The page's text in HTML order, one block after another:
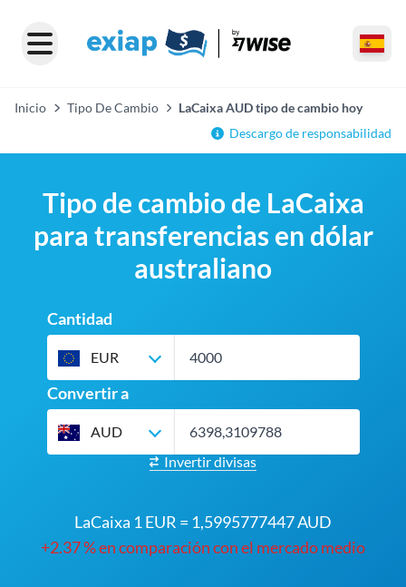
Inicio Tipo De Cambio
LaCaixa AUD tipo de cambio hoy
Descargo de responsabilidad
Tipo de cambio de LaCaixa
para transferencias en dólar
australiano
Cantidad
EUR
Convertir a
AUD
Invertir divisas
LaCaixa 1 EUR = 1,5995777447 AUD
+2.37 % en comparación con el mercado medio